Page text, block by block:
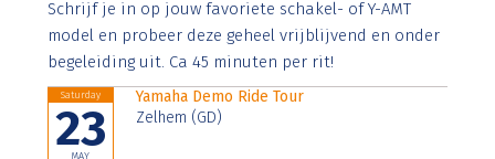
Aenean faucibus nibh et justo cursus id rutrum lorem
imperdiet. Nunc ut sem vitae risus tristique posuere.
Schrijf je in op jouw favoriete schakel- of Y-AMT
model en probeer deze geheel vrijblijvend en onder
begeleiding uit. Ca 45 minuten per rit!
Saturday
23
MAY
Yamaha Demo Ride Tour
Zelhem (GD)